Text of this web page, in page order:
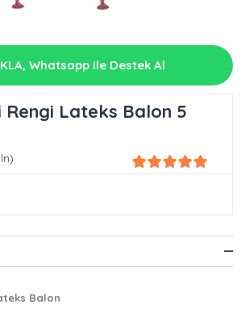
Whatsapp ile Destek Al
Rengi Lateks Balon 5
Balon